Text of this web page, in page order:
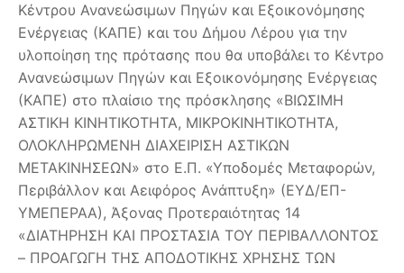
Κέντρου Ανανεώσιμων Πηγών και Εξοικονόμησης
Ενέργειας (ΚΑΠΕ) και του Δήμου Λέρου για την
υλοποίηση της πρότασης που θα υποβάλει το Κέντρο
Ανανεώσιμων Πηγών και Εξοικονόμησης Ενέργειας
(ΚΑΠΕ) στο πλαίσιο της πρόσκλησης «ΒΙΩΣΙΜΗ
ΑΣΤΙΚΗ ΚΙΝΗΤΙΚΟΤΗΤΑ, ΜΙΚΡΟΚΙΝΗΤΙΚΟΤΗΤΑ,
ΟΛΟΚΛΗΡΩΜΕΝΗ ΔΙΑΧΕΙΡΙΣΗ ΑΣΤΙΚΩΝ
ΜΕΤΑΚΙΝΗΣΕΩΝ» στο Ε.Π. «Υποδομές Μεταφορών,
Περιβάλλον και Αειφόρος Ανάπτυξη» (ΕΥΔ/ΕΠ-
ΥΜΕΠΕΡΑΑ), Άξονας Προτεραιότητας 14
«ΔΙΑΤΗΡΗΣΗ ΚΑΙ ΠΡΟΣΤΑΣΙΑ ΤΟΥ ΠΕΡΙΒΑΛΛΟΝΤΟΣ
– ΠΡΟΑΓΩΓΗ ΤΗΣ ΑΠΟΔΟΤΙΚΗΣ ΧΡΗΣΗΣ ΤΩΝ